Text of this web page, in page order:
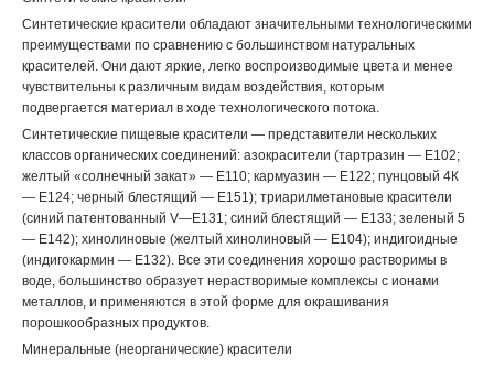
Синтетические красители обладают значительными технологическими
преимуществами по сравнению с большинством натуральных
красителей. Они дают яркие, легко воспроизводимые цвета и менее
чувствительны к различным видам воздействия, которым
подвергается материал в ходе технологического потока.
Синтетические пищевые красители — представители нескольких
классов органических соединений: азокрасители (тартразин — Е102;
желтый «солнечный закат» — Е110; кармуазин — Е122; пунцовый 4К
— Е124; черный блестящий — Е151); триарилметановые красители
(синий патентованный V—Е131; синий блестящий — Е133; зеленый 5
— Е142); хинолиновые (желтый хинолиновый — Е104); индигоидные
(индигокармин — Е132). Все эти соединения хорошо растворимы в
воде, большинство образует нерастворимые комплексы с ионами
металлов, и применяются в этой форме для окрашивания
порошкообразных продуктов.
Минеральные (неорганические) красители